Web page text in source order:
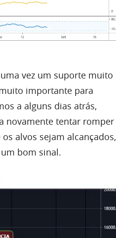
uma vez um suporte muito
importante para
a alguns dias atrás,
novamente tentar romper
alvos sejam alcançados,
bom sinal.